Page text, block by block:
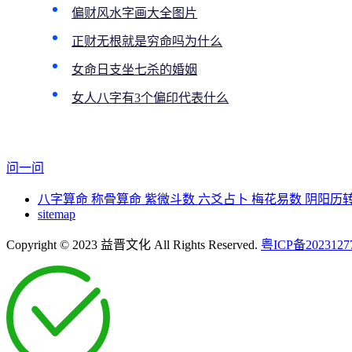
偏财风水字画大全图片
正财无根就是穷命吗为什么
女命日支坐七杀的婚姻
女人八字有3个偏印代表什么
问一问
八字算命 称骨算命 紫微斗数 六爻占卜 梅花易数 阴阳历
sitemap
Copyright © 2023 益晋文化 All Rights Reserved. 粤ICP备